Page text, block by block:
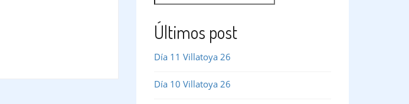
Últimos post
Día 11 Villatoya 26
Día 10 Villatoya 26